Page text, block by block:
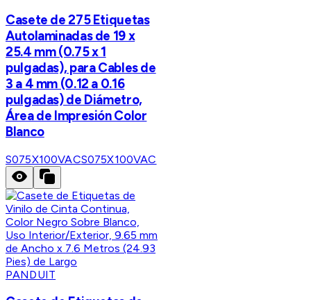
Casete de 275 Etiquetas
Autolaminadas de 19 x
25.4 mm (0.75 x 1
pulgadas), para Cables de
3 a 4 mm (0.12 a 0.16
pulgadas) de Diámetro,
Área de Impresión Color
Blanco
S075X100VACS075X100VAC
PANDUIT